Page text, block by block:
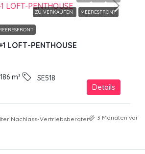
ZU VERKAUFEN MEERESFRONT
LOFT-PENTHOUSE
186 m² SE518
Details
Nachlass-Vertriebsberater 3 Monaten vor